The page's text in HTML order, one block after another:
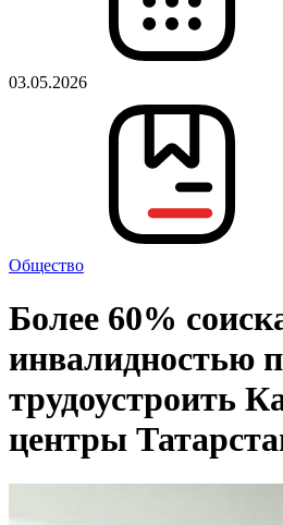
03.05.2026
Общество
Более 60%
инвалидностью
трудоустроить
центры